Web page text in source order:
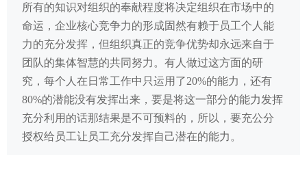
所有的知识对组织的奉献程度将决定组织在市场中的
命运，企业核心竞争力的形成固然有赖于员工个人能
力的充分发挥，但组织真正的竞争优势却永远来自于
团队的集体智慧的共同努力。有人做过这方面的研
究，每个人在日常工作中只运用了20%的能力，还有
80%的潜能没有发挥出来，要是将这一部分的能力发挥
充分利用的话那结果是不可预料的，所以，要充公分
授权给员工让员工充分发挥自己潜在的能力。